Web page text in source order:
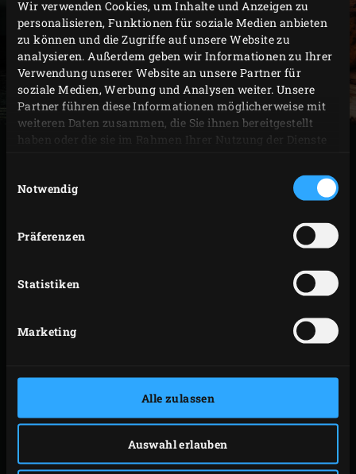
Wir verwenden Cookies, um Inhalte und Anzeigen zu
personalisieren, Funktionen für soziale Medien anbieten
zu können und die Zugriffe auf unsere Website zu
analysieren. Außerdem geben wir Informationen zu Ihrer
Verwendung unserer Website an unsere Partner für
soziale Medien, Werbung und Analysen weiter. Unsere
Partner führen diese Informationen möglicherweise mit
weiteren Daten zusammen, die Sie ihnen bereitgestellt
haben oder die sie im Rahmen Ihrer Nutzung der Dienste
Notwendig
Präferenzen
Statistiken
Marketing
Alle zulassen
Auswahl erlauben
Dann das Olivenöl in der
(klein)
30 Sekunden von jeder Seite braten. Den Thunfisch
nehmen, den
einsetzen und den Rost
Die Thunfischstücke getrennt voneinander in
Die Kalbsnuss mit Olivenöl einreiben und mit frisch
gemahlenem schwarzem Pfeffer und
Meersalzflocken bestreuen. Dann die Kalbsnuss auf
den Rost legen und den Messfühler des